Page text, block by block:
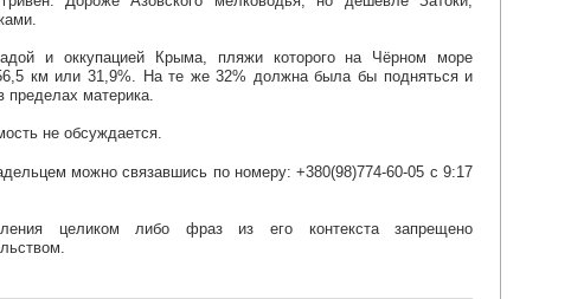
и оккупацией Крыма, пляжи которого на Чёрном море
км или 31,9%. На те же 32% должна была бы подняться и
пределах материка.
не обсуждается.
можно связавшись по номеру: +380(98)774-60-05 с 9:17
целиком либо фраз из его контекста запрещено